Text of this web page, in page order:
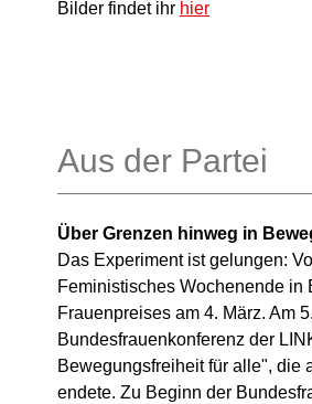
Bilder findet ihr hier
Aus der Partei
Über Grenzen hinweg in
Das Experiment ist gelungen:
Feministisches Wochenende in
Frauenpreises am 4. März. Am
Bundesfrauenkonferenz der
Bewegungsfreiheit für alle", die
endete. Zu Beginn der